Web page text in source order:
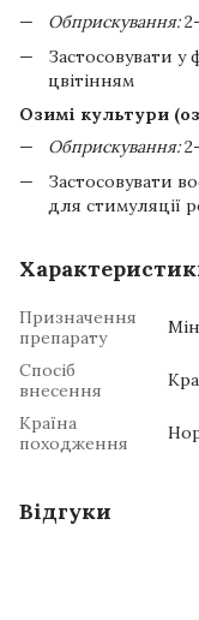
Обприскування:
Застосовувати у
цвітінням
Озимі культури
Обприскування:
Застосовувати
для стимуляції
Призначення
препарату
Спосіб
внесення
Країна
походження
Відгуки